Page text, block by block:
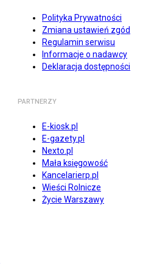
Polityka Prywatności
Zmiana ustawień zgód
Regulamin serwisu
Informacje o nadawcy
Deklaracja dostępności
PARTNERZY
E-kiosk.pl
E-gazety.pl
Nexto.pl
Mała księgowość
Kancelarierp.pl
Wieści Rolnicze
Życie Warszawy